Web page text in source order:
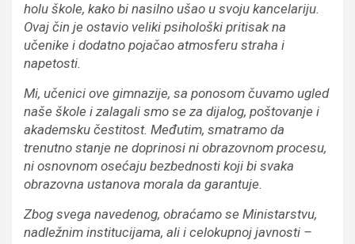
holu škole, kako bi nasilno ušao u svoju kancelariju.
Ovaj čin je ostavio veliki psihološki pritisak na
učenike i dodatno pojačao atmosferu straha i
napetosti.
Mi, učenici ove gimnazije, sa ponosom čuvamo ugled
naše škole i zalagali smo se za dijalog, poštovanje i
akademsku čestitost. Međutim, smatramo da
trenutno stanje ne doprinosi ni obrazovnom procesu,
ni osnovnom osećaju bezbednosti koji bi svaka
obrazovna ustanova morala da garantuje.
Zbog svega navedenog, obraćamo se Ministarstvu,
nadležnim institucijama, ali i celokupnoj javnosti –